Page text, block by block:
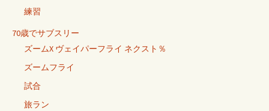
練習
70歳でサブスリー
ズームX ヴェイパーフライ ネクスト％
ズームフライ
試合
旅ラン